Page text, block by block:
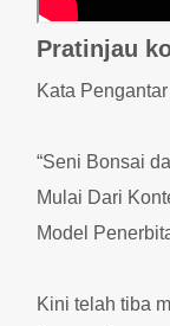
Pratinjau
Kata
“Seni Bonsai
Mulai Dari
Model
Kini telah tiba